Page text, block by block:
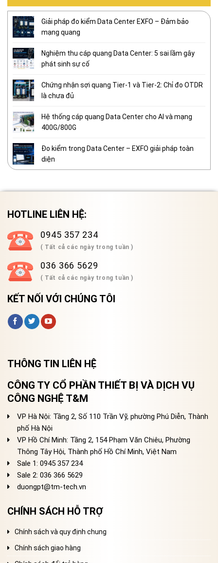
Giải pháp đo kiểm Data Center EXFO – Đảm bảo
mạng quang
Nghiệm thu cáp quang Data Center: 5 sai lầm gây
phát sinh sự cố
Chứng nhận sợi quang Tier-1 và Tier-2: Chỉ đo OTDR
là chưa đủ
Hệ thống cáp quang Data Center cho AI và mạng
400G/800G
Đo kiểm trong Data Center – EXFO giải pháp toàn
diện
HOTLINE LIÊN HỆ:
0945 357 234
( Tất cả các ngày trong tuần )
036 366 5629
( Tất cả các ngày trong tuần )
KẾT NỐI VỚI CHÚNG TÔI
THÔNG TIN LIÊN HỆ
CÔNG TY CỔ PHẦN THIẾT BỊ VÀ DỊCH VỤ
CÔNG NGHỆ T&M
VP Hà Nội: Tầng 2, Số 110 Trần Vỹ, phường Phú Diễn, Thành
phố Hà Nội
VP Hồ Chí Minh: Tầng 2, 154 Phạm Văn Chiêu, Phường
Thông Tây Hội, Thành phố Hồ Chí Minh, Việt Nam
Sale 1: 0945 357 234
Sale 2: 036 366 5629
duongpt@tm-tech.vn
CHÍNH SÁCH HỖ TRỢ
Chính sách và quy định chung
Chính sách giao hàng